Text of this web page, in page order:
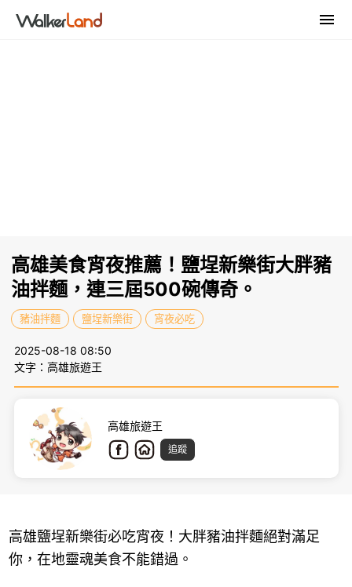
高雄美食宵夜推薦！鹽埕新樂街大胖豬
油拌麵，連三屆500碗傳奇。
豬油拌麵 鹽埕新樂街 宵夜必吃
2025-08-18 08:50
文字：高雄旅遊王
高雄旅遊王
追蹤
高雄鹽埕新樂街必吃宵夜！大胖豬油拌麵絕對滿足
你，在地靈魂美食不能錯過。